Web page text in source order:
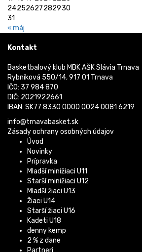
« máj
24252627282930
31
Kontakt
Basketbalový klub MBK AŠK Slávia Trnava
Rybníková 550/14, 917 01 Trnava
IČO: 37 984 870
DIČ: 2021922661
IBAN: SK77 8330 0000 0024 0081 6219
info@trnavabasket.sk
Zásady ochrany osobných údajov
Úvod
Novinky
Prípravka
Mladší minižiaci U11
Starší minižiaci U12
Mladší žiaci U13
Žiaci U14
Starší žiaci U16
Kadeti U18
denny kemp
2 % z dane
Partneri